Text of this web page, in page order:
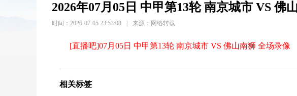
2026年07月05日 中甲第13轮 南京城市 VS 佛
时间：2026-07-05 23:53:08 来源：网络转载
[直播吧]07月05日 中甲第13轮 南京城市 VS 佛山南狮 全场录像
相关标签